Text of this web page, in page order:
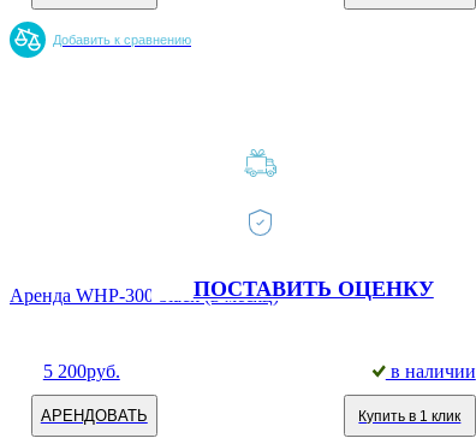
Добавить к сравнению
ПОСТАВИТЬ ОЦЕНКУ
Аренда WHP-300 black (в месяц)
5 200руб. в наличии
АРЕНДОВАТЬ Купить в 1 клик